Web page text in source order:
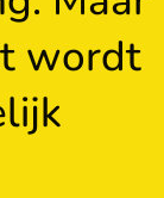
wordt